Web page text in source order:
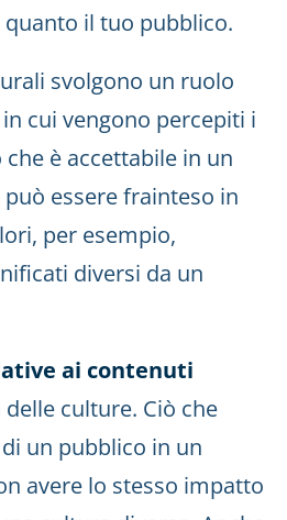
il tuo pubblico.
svolgono un ruolo
cui vengono percepiti i
è accettabile in un
essere frainteso in
per esempio,
diversi da un
ai contenuti
culture. Ciò che
un pubblico in un
avere lo stesso impatto